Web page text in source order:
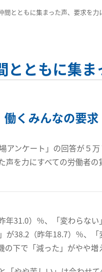
間とともに集まった声、要求を力
とともに集
くみんなの要
アンケート」の回答が５
を力にすべての労働者の
年31.0）％、「変わらな
が38.2（昨年18.7）％、
下で「減った」がやや増